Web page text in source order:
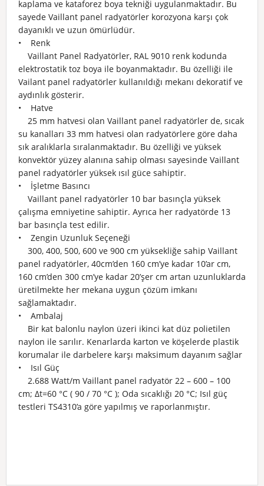
kaplama ve kataforez boya tekniği uygulanmaktadır. Bu
sayede Vaillant panel radyatörler korozyona karşı çok
dayanıklı ve uzun ömürlüdür.
• Renk
Vaillant Panel Radyatörler, RAL 9010 renk kodunda
elektrostatik toz boya ile boyanmaktadır. Bu özelliği ile
Vailant panel radyatörler kullanıldığı mekanı dekoratif ve
aydınlık gösterir.
• Hatve
25 mm hatvesi olan Vaillant panel radyatörler de, sıcak
su kanalları 33 mm hatvesi olan radyatörlere göre daha
sık aralıklarla sıralanmaktadır. Bu özelliği ve yüksek
konvektör yüzey alanına sahip olması sayesinde Vaillant
panel radyatörler yüksek ısıl güce sahiptir.
• İşletme Basıncı
Vaillant panel radyatörler 10 bar basınçla yüksek
çalışma emniyetine sahiptir. Ayrıca her radyatörde 13
bar basınçla test edilir.
• Zengin Uzunluk Seçeneği
300, 400, 500, 600 ve 900 cm yüksekliğe sahip Vaillant
panel radyatörler, 40cm’den 160 cm’ye kadar 10’ar cm,
160 cm’den 300 cm’ye kadar 20’şer cm artan uzunluklarda
üretilmekte her mekana uygun çözüm imkanı
sağlamaktadır.
• Ambalaj
Bir kat balonlu naylon üzeri ikinci kat düz polietilen
naylon ile sarılır. Kenarlarda karton ve köşelerde plastik
korumalar ile darbelere karşı maksimum dayanım sağlar
• Isıl Güç
2.688 Watt/m Vaillant panel radyatör 22 – 600 – 100
cm; Δt=60 °C ( 90 / 70 °C ); Oda sıcaklığı 20 °C; Isıl güç
testleri TS4310’a göre yapılmış ve raporlanmıştır.